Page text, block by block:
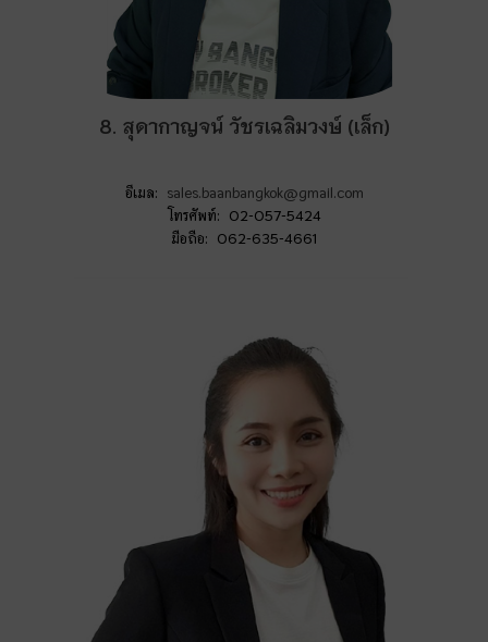
8. สุดากาญจน์ วัชรเฉลิมวงษ์ (เล็ก)
อีเมล: sales.baanbangkok@gmail.com
โทรศัพท์: 02-057-5424
มือถือ: 062-635-4661